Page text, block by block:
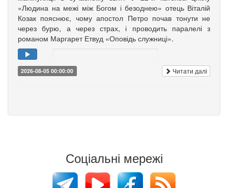
«Людина на межі між Богом і безоднею» отець Віталій
Козак пояснює, чому апостол Петро почав тонути не
через бурю, а через страх, і проводить паралелі з
романом Маргарет Етвуд «Оповідь служниці».
2026-08-05 00:00:00 Читати далі
Соціальні мережі